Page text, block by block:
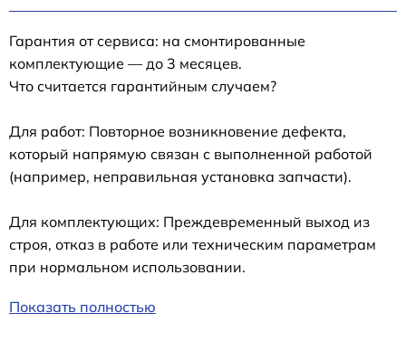
Гарантия от сервиса: на смонтированные
комплектующие — до 3 месяцев.
Что считается гарантийным случаем?
Для работ: Повторное возникновение дефекта,
который напрямую связан с выполненной работой
(например, неправильная установка запчасти).
Для комплектующих: Преждевременный выход из
строя, отказ в работе или техническим параметрам
при нормальном использовании.
Показать полностью